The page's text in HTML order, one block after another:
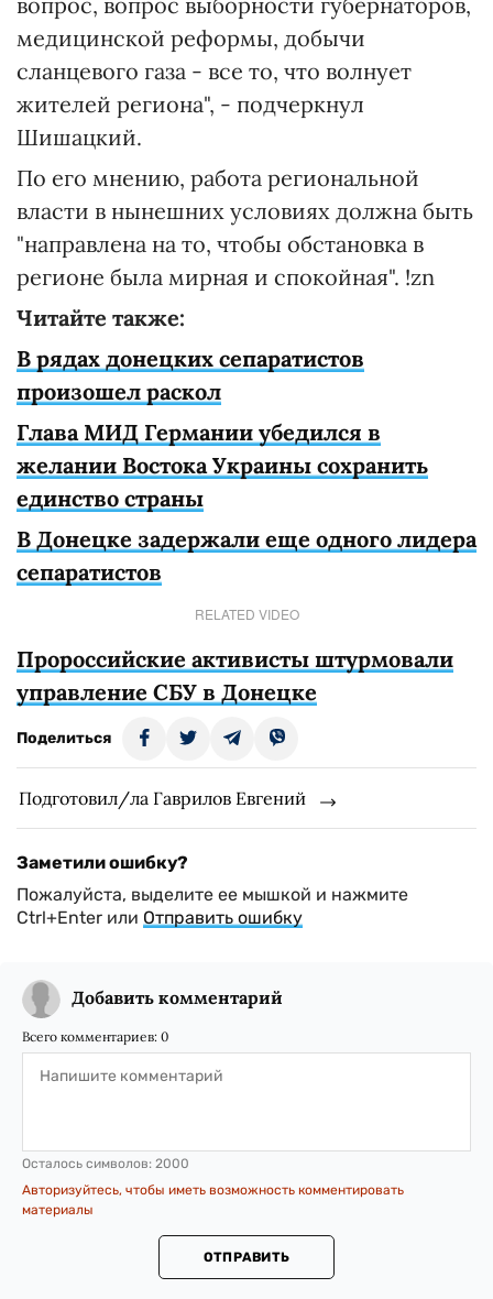
медицинской реформы, добычи
сланцевого газа - все то, что волнует
жителей региона", - подчеркнул
Шишацкий.
По его мнению, работа региональной
власти в нынешних условиях должна быть
"направлена на то, чтобы обстановка в
регионе была мирная и спокойная". !zn
Читайте также:
В рядах донецких сепаратистов
произошел раскол
Глава МИД Германии убедился в
желании Востока Украины сохранить
единство страны
В Донецке задержали еще одного лидера
сепаратистов
RELATED VIDEO
Пророссийские активисты штурмовали
управление СБУ в Донецке
Поделиться
Подготовил/ла Гаврилов Евгений
Заметили ошибку?
Пожалуйста, выделите ее мышкой и нажмите
Ctrl+Enter или Отправить ошибку
Добавить комментарий
Всего комментариев: 0
Осталось символов: 2000
Авторизуйтесь, чтобы иметь возможность комментировать
материалы
ОТПРАВИТЬ